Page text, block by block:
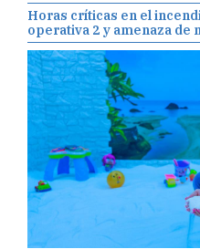
Horas críticas en el
operativa 2 y amenaza de